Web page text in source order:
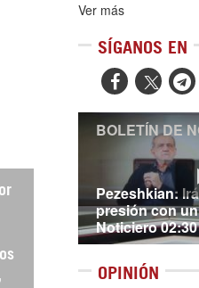
Ver más
SÍGANOS EN

Pezeshkian:
presión con
Noticiero 02:30
BOLETÍN DE
OPINIÓN